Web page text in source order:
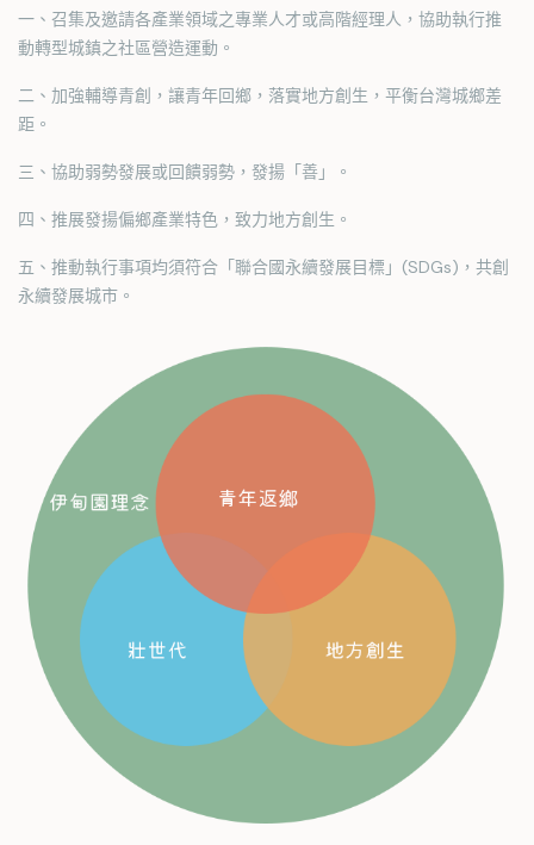
一、召集及邀請各產業領域之專業人才或高階經理人，協助執行推
動轉型城鎮之社區營造運動。
二、加強輔導青創，讓青年回鄉，落實地方創生，平衡台灣城鄉差
距。
三、協助弱勢發展或回饋弱勢，發揚「善」。
四、推展發揚偏鄉產業特色，致力地方創生。
五、推動執行事項均須符合「聯合國永續發展目標」(SDGs)，共創
永續發展城市。